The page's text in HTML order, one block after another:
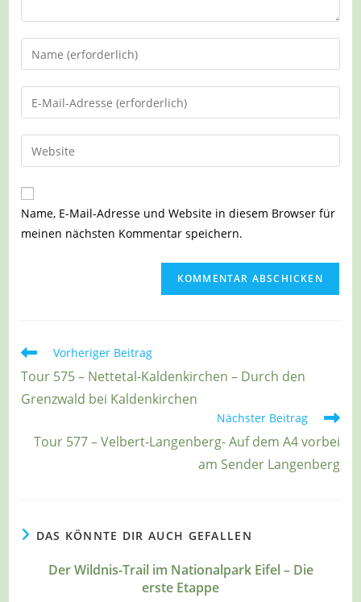
Gib
deinen
Namen
oder
zum
Kommentieren
ein
Gib
deine
E-
Mail-
zum
Kommentieren
ein
Gib
deine
Website-
URL
Name, E-Mail-Adresse und Website in diesem Browser für
meinen nächsten Kommentar speichern.
Weitere
ansehen
Vorheriger Beitrag
Tour 575 – Nettetal-Kaldenkirchen – Durch den
Grenzwald bei Kaldenkirchen
Nächster Beitrag
Tour 577 – Velbert-Langenberg- Auf dem A4 vorbei
am Sender Langenberg
DAS KÖNNTE DIR AUCH GEFALLEN
Der Wildnis-Trail im Nationalpark Eifel – Die
erste Etappe